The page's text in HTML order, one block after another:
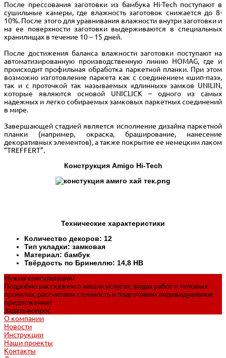
После прессования заготовки из бамбука Hi-Tech поступают в
сушильные камеры, где влажность заготовок снижается до 8-
10%. После этого для уравнивания влажности внутри заготовки и
на ее поверхности заготовки выдерживаются в специальных
хранилищах в течение 10 – 15 дней.
После достижения баланса влажности заготовки поступают на
автоматизированную производственную линию HOMAG, где и
происходит профильная обработка паркетной планки. При этом
возможно изготовление паркета как с соединением «шип-паз»,
так и с проточкой так называемых «длинных» замков UNILIN,
которые являются основой UNICLICK – одного из самых
надежных и легко собираемых замковых паркетных соединений
в мире.
Завершающей стадией является исполнение дизайна паркетной
планки (например, окраска, браширование, нанесение
декоративных элементов), а также покрытие ее немецким лаком
“TREFFERT”.
Конструкция Amigo Hi-Tech
Технические характеристики
Количество декоров: 12
Тип укладки: замковая
Материал: бамбук
Твёрдость по Бринеллю: 14,8 HB
Нужна консультация?
Подробно расскажем о наших услугах, видах работ и типовых
проектах, рассчитаем стоимость и подготовим индивидуальное
предложение!
Задать вопрос
О компании
Новости
Инструкции
Наши проекты
Контакты